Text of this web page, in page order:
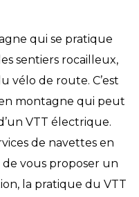
qui se pratique
sentiers rocailleux,
vélo de route. C’est
montagne qui peut
VTT électrique.
de navettes en
de vous proposer un
la pratique du VTT